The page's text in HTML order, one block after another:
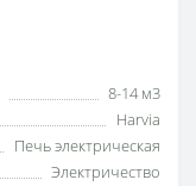
8-14 м3
Harvia
Печь электрическая
Электричество